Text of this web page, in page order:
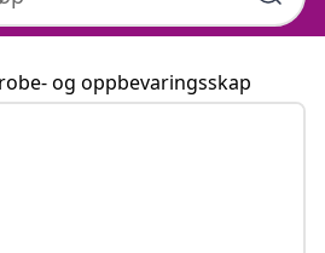
og oppbevaringsskap